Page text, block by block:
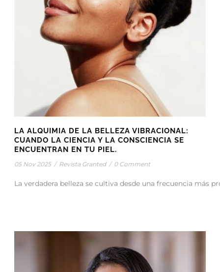
LA ALQUIMIA DE LA BELLEZA VIBRACIONAL:
CUANDO LA CIENCIA Y LA CONSCIENCIA SE
ENCUENTRAN EN TU PIEL.
05 Nov 2025 / Revista Granted / 0 Comment
La verdadera belleza se cultiva desde una frecuencia más